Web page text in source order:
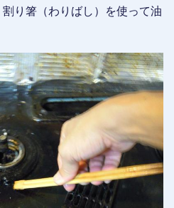
り箸（わりばし）を使って油